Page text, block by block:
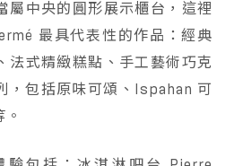
屬中央的圓形展示櫃台，這裡
最具代表性的作品：經典
法式精緻糕點、手工藝術巧克
，包括原味可頌、Ispahan 可